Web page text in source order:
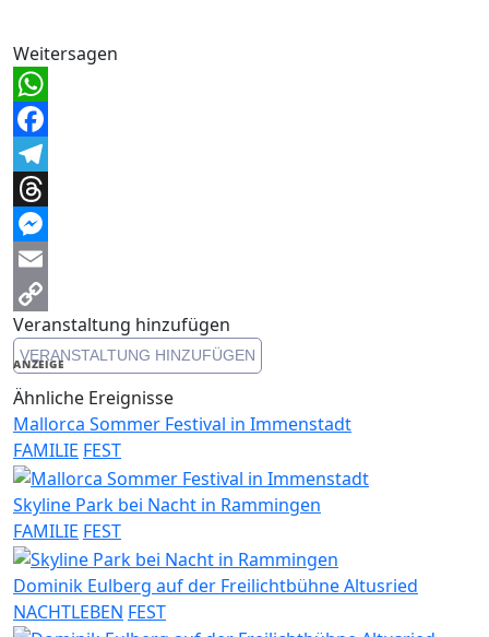
Weitersagen
WhatsApp
Facebook
Telegram
Threads
Messenger
Email
Copy
Link
Veranstaltung hinzufügen
VERANSTALTUNG HINZUFÜGEN
ANZEIGE
Ähnliche Ereignisse
Mallorca Sommer Festival in Immenstadt
FAMILIE FEST
Skyline Park bei Nacht in Rammingen
FAMILIE FEST
Dominik Eulberg auf der Freilichtbühne Altusried
NACHTLEBEN FEST